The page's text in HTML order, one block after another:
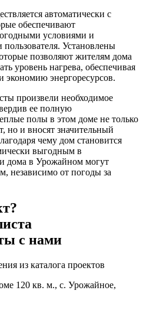
автоматически с
обеспечивают
условиями и
Установлены
позволяют жителям дома
уровень нагрева, обеспечивая
экономию энергоресурсов.
произвели необходимое
ее полную
полы в этом доме не только
но и вносят значительный
чему дом становится
выгодным в
дома в Урожайном могут
независимо от погоды за
с нами
из каталога проектов